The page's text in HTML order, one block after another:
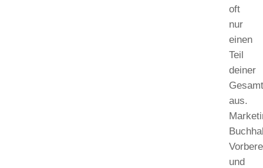
oft
nur
einen
Teil
deiner
aus.
und